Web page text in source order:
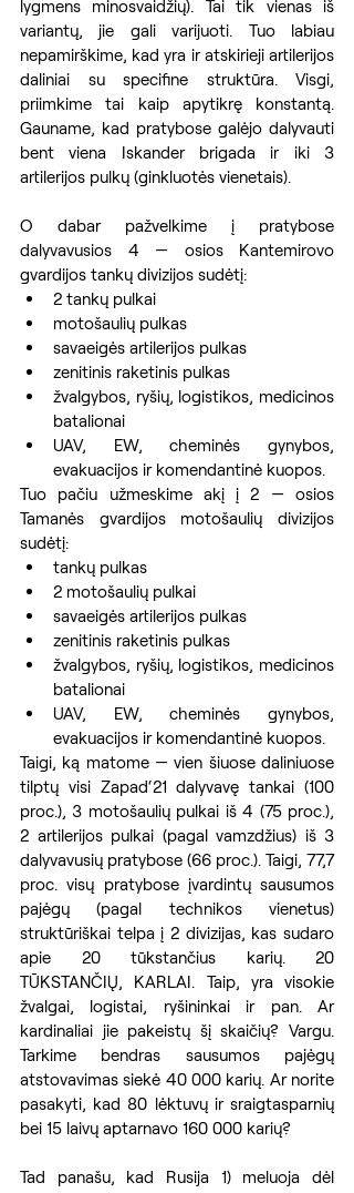
lygmens minosvaidžių). Tai tik vienas iš
variantų, jie gali varijuoti. Tuo labiau
nepamirškime, kad yra ir atskirieji artilerijos
daliniai su specifine struktūra. Visgi,
priimkime tai kaip apytikrę konstantą.
Gauname, kad pratybose galėjo dalyvauti
bent viena Iskander brigada ir iki 3
artilerijos pulkų (ginkluotės vienetais).
O dabar pažvelkime į pratybose
dalyvavusios 4 — osios Kantemirovo
gvardijos tankų divizijos sudėtį:
2 tankų pulkai
motošaulių pulkas
savaeigės artilerijos pulkas
zenitinis raketinis pulkas
žvalgybos, ryšių, logistikos, medicinos
batalionai
UAV, EW, cheminės gynybos,
evakuacijos ir komendantinė kuopos.
Tuo pačiu užmeskime akį į 2 — osios
Tamanės gvardijos motošaulių divizijos
sudėtį:
tankų pulkas
2 motošaulių pulkai
savaeigės artilerijos pulkas
zenitinis raketinis pulkas
žvalgybos, ryšių, logistikos, medicinos
batalionai
UAV, EW, cheminės gynybos,
evakuacijos ir komendantinė kuopos.
Taigi, ką matome — vien šiuose daliniuose
tilptų visi Zapad‘21 dalyvavę tankai (100
proc.), 3 motošaulių pulkai iš 4 (75 proc.),
2 artilerijos pulkai (pagal vamzdžius) iš 3
dalyvavusių pratybose (66 proc.). Taigi, 77,7
proc. visų pratybose įvardintų sausumos
pajėgų (pagal technikos vienetus)
struktūriškai telpa į 2 divizijas, kas sudaro
apie 20 tūkstančius karių. 20
TŪKSTANČIŲ, KARLAI. Taip, yra visokie
žvalgai, logistai, ryšininkai ir pan. Ar
kardinaliai jie pakeistų šį skaičių? Vargu.
Tarkime bendras sausumos pajėgų
atstovavimas siekė 40 000 karių. Ar norite
pasakyti, kad 80 lėktuvų ir sraigtasparnių
bei 15 laivų aptarnavo 160 000 karių?
Tad panašu, kad Rusija 1) meluoja dėl